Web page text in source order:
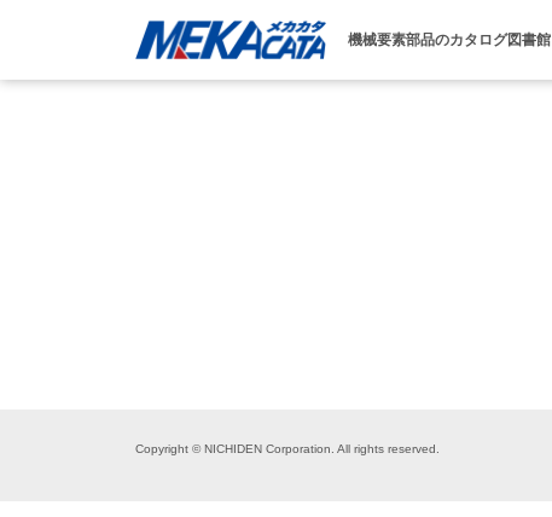
機械要素部品のカタログ図書館
Copyright © NICHIDEN Corporation. All rights reserved.